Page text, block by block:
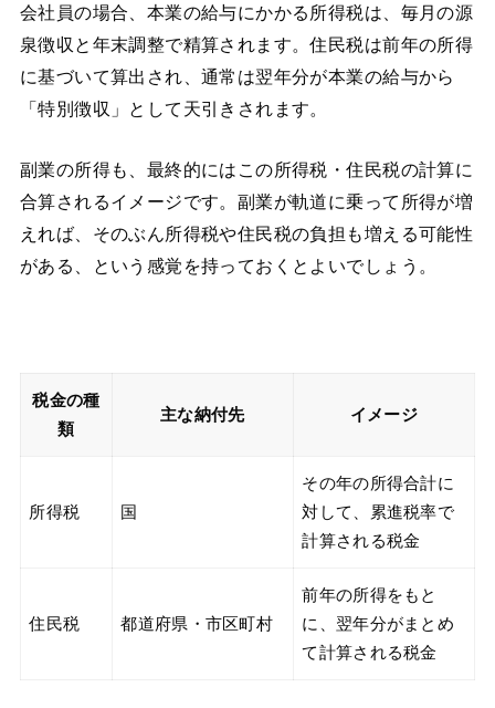
会社員の場合、本業の給与にかかる所得税は、毎月の源
泉徴収と年末調整で精算されます。住民税は前年の所得
に基づいて算出され、通常は翌年分が本業の給与から
「特別徴収」として天引きされます。
副業の所得も、最終的にはこの所得税・住民税の計算に
合算されるイメージです。副業が軌道に乗って所得が増
えれば、そのぶん所得税や住民税の負担も増える可能性
がある、という感覚を持っておくとよいでしょう。
税金の種
類
主な納付先 イメージ
所得税 国
その年の所得合計に
対して、累進税率で
計算される税金
住民税 都道府県・市区町村
前年の所得をもと
に、翌年分がまとめ
て計算される税金